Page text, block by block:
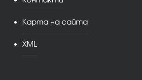
Карта на сайта
XML